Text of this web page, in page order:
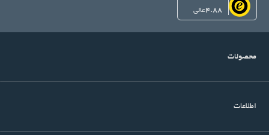
4.88عالی
محصولات
اطلاعات